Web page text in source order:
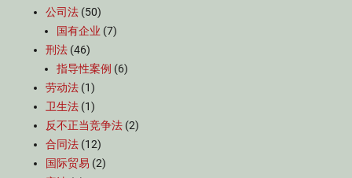
公司法 (50)
国有企业 (7)
刑法 (46)
指导性案例 (6)
劳动法 (1)
卫生法 (1)
反不正当竞争法 (2)
合同法 (12)
国际贸易 (2)